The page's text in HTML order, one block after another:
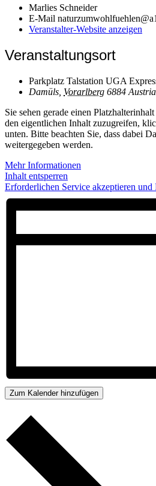
Marlies Schneider
E-Mail
Veranstalter-Website anzeigen
Veranstaltungsort
Parkplatz Talstation UGA
Damüls Vorarlberg 6884 Austria
Sie sehen gerade einen
den eigentlichen Inhalt zuzugreifen,
unten. Bitte beachten Sie, dass dabei
weitergegeben werden.
Mehr Informationen
Inhalt entsperren
Erforderlichen Service akzeptieren und
Zum Kalender hinzufügen